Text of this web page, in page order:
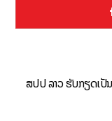
ສປປ ລາວ ຮັບກຽດເປັນ​